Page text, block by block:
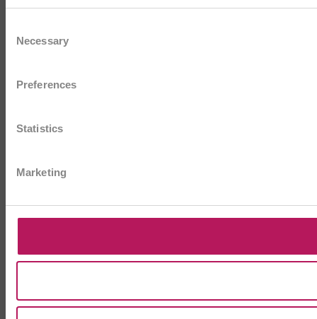
Selection
Necessary
Preferences
Statistics
Marketing